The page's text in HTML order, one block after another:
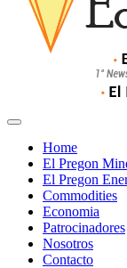
Home
El Pregon
El Pregon
Commodities
Economia
Patrocinadores
Nosotros
Contacto